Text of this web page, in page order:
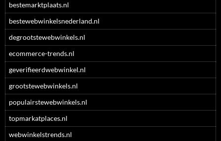
bestemarktplaats.nl
bestewebwinkelsnederland.nl
degrootstewebwinkels.nl
ecommerce-trends.nl
geverifieerdwebwinkel.nl
grootstewebwinkels.nl
populairstewebwinkels.nl
topmarkatplaces.nl
webwinkelstrends.nl